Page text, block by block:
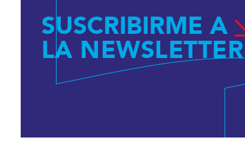
SUSCRIBIRME A
LA NEWSLETTER